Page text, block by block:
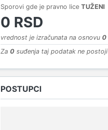
Sporovi gde je pravno lice TUŽENI
0 RSD
vrednost je izračunata na osnovu 0
Za 0 suđenja taj podatak ne postoji
POSTUPCI